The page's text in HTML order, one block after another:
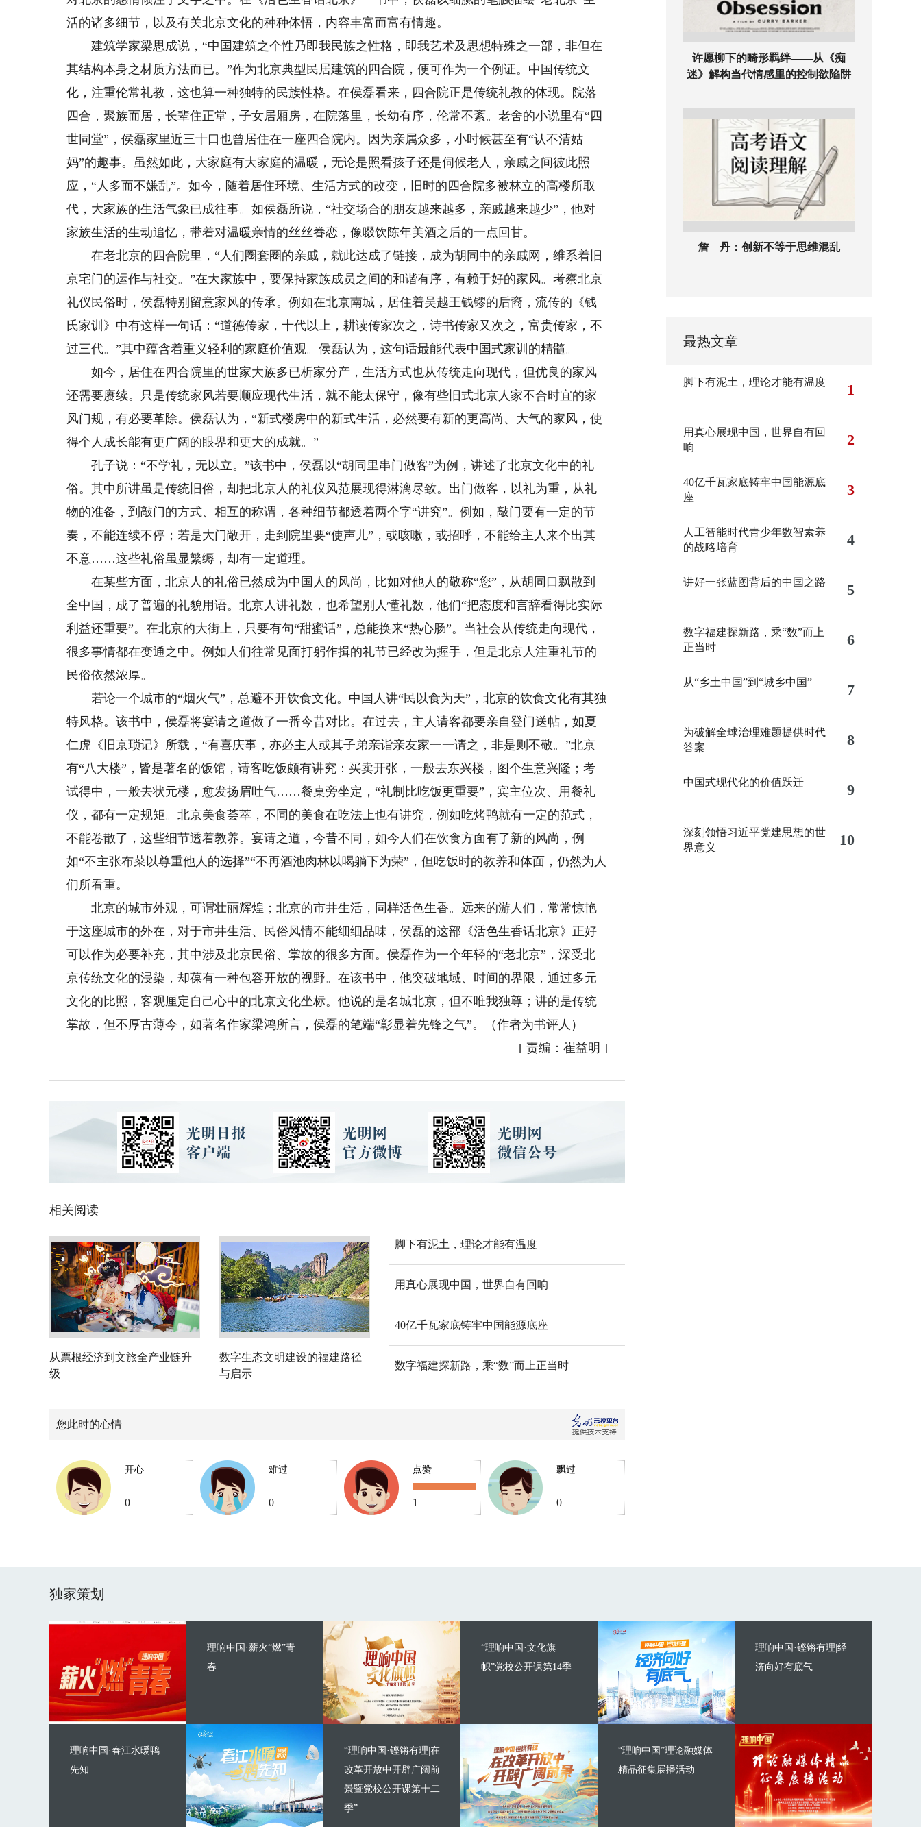
活的诸多细节，以及有关北京文化的种种体悟，内容丰富而富有情趣。
建筑学家梁思成说，“中国建筑之个性乃即我民族之性格，即我艺术及思想特殊之一部，非但在
其结构本身之材质方法而已。”作为北京典型民居建筑的四合院，便可作为一个例证。中国传统文
化，注重伦常礼教，这也算一种独特的民族性格。在侯磊看来，四合院正是传统礼教的体现。院落
四合，聚族而居，长辈住正堂，子女居厢房，在院落里，长幼有序，伦常不紊。老舍的小说里有“四
世同堂”，侯磊家里近三十口也曾居住在一座四合院内。因为亲属众多，小时候甚至有“认不清姑
妈”的趣事。虽然如此，大家庭有大家庭的温暖，无论是照看孩子还是伺候老人，亲戚之间彼此照
应，“人多而不嫌乱”。如今，随着居住环境、生活方式的改变，旧时的四合院多被林立的高楼所取
代，大家族的生活气象已成往事。如侯磊所说，“社交场合的朋友越来越多，亲戚越来越少”，他对
家族生活的生动追忆，带着对温暖亲情的丝丝眷恋，像啜饮陈年美酒之后的一点回甘。
在老北京的四合院里，“人们圈套圈的亲戚，就此达成了链接，成为胡同中的亲戚网，维系着旧
京宅门的运作与社交。”在大家族中，要保持家族成员之间的和谐有序，有赖于好的家风。考察北京
礼仪民俗时，侯磊特别留意家风的传承。例如在北京南城，居住着吴越王钱镠的后裔，流传的《钱
氏家训》中有这样一句话：“道德传家，十代以上，耕读传家次之，诗书传家又次之，富贵传家，不
过三代。”其中蕴含着重义轻利的家庭价值观。侯磊认为，这句话最能代表中国式家训的精髓。
如今，居住在四合院里的世家大族多已析家分产，生活方式也从传统走向现代，但优良的家风
还需要赓续。只是传统家风若要顺应现代生活，就不能太保守，像有些旧式北京人家不合时宜的家
风门规，有必要革除。侯磊认为，“新式楼房中的新式生活，必然要有新的更高尚、大气的家风，使
得个人成长能有更广阔的眼界和更大的成就。”
孔子说：“不学礼，无以立。”该书中，侯磊以“胡同里串门做客”为例，讲述了北京文化中的礼
俗。其中所讲虽是传统旧俗，却把北京人的礼仪风范展现得淋漓尽致。出门做客，以礼为重，从礼
物的准备，到敲门的方式、相互的称谓，各种细节都透着两个字“讲究”。例如，敲门要有一定的节
奏，不能连续不停；若是大门敞开，走到院里要“使声儿”，或咳嗽，或招呼，不能给主人来个出其
不意……这些礼俗虽显繁缛，却有一定道理。
在某些方面，北京人的礼俗已然成为中国人的风尚，比如对他人的敬称“您”，从胡同口飘散到
全中国，成了普遍的礼貌用语。北京人讲礼数，也希望别人懂礼数，他们“把态度和言辞看得比实际
利益还重要”。在北京的大街上，只要有句“甜蜜话”，总能换来“热心肠”。当社会从传统走向现代，
很多事情都在变通之中。例如人们往常见面打躬作揖的礼节已经改为握手，但是北京人注重礼节的
民俗依然浓厚。
若论一个城市的“烟火气”，总避不开饮食文化。中国人讲“民以食为天”，北京的饮食文化有其独
特风格。该书中，侯磊将宴请之道做了一番今昔对比。在过去，主人请客都要亲自登门送帖，如夏
仁虎《旧京琐记》所载，“有喜庆事，亦必主人或其子弟亲诣亲友家一一请之，非是则不敬。”北京
有“八大楼”，皆是著名的饭馆，请客吃饭颇有讲究：买卖开张，一般去东兴楼，图个生意兴隆；考
试得中，一般去状元楼，愈发扬眉吐气……餐桌旁坐定，“礼制比吃饭更重要”，宾主位次、用餐礼
仪，都有一定规矩。北京美食荟萃，不同的美食在吃法上也有讲究，例如吃烤鸭就有一定的范式，
不能卷散了，这些细节透着教养。宴请之道，今昔不同，如今人们在饮食方面有了新的风尚，例
如“不主张布菜以尊重他人的选择”“不再酒池肉林以喝躺下为荣”，但吃饭时的教养和体面，仍然为人
们所看重。
北京的城市外观，可谓壮丽辉煌；北京的市井生活，同样活色生香。远来的游人们，常常惊艳
于这座城市的外在，对于市井生活、民俗风情不能细细品味，侯磊的这部《活色生香话北京》正好
可以作为必要补充，其中涉及北京民俗、掌故的很多方面。侯磊作为一个年轻的“老北京”，深受北
京传统文化的浸染，却葆有一种包容开放的视野。在该书中，他突破地域、时间的界限，通过多元
文化的比照，客观厘定自己心中的北京文化坐标。他说的是名城北京，但不唯我独尊；讲的是传统
掌故，但不厚古薄今，如著名作家梁鸿所言，侯磊的笔端“彰显着先锋之气”。（作者为书评人）
[ 责编：崔益明 ]
相关阅读
从票根经济到文旅全产业链升
级
数字生态文明建设的福建路径
与启示
脚下有泥土，理论才能有温度
用真心展现中国，世界自有回响
40亿千瓦家底铸牢中国能源底座
数字福建探新路，乘“数”而上正当时
您此时的心情
开心
0
难过
0
点赞
1
飘过
0
许愿柳下的畸形羁绊——从《痴
迷》解构当代情感里的控制欲陷阱
詹 丹：创新不等于思维混乱
最热文章
脚下有泥土，理论才能有温度 1
用真心展现中国，世界自有回
响
2
40亿千瓦家底铸牢中国能源底
座
3
人工智能时代青少年数智素养
的战略培育
4
讲好一张蓝图背后的中国之路 5
数字福建探新路，乘“数”而上
正当时
6
从“乡土中国”到“城乡中国” 7
为破解全球治理难题提供时代
答案
8
中国式现代化的价值跃迁 9
深刻领悟习近平党建思想的世
界意义
10
独家策划
理响中国·薪火“燃”青
春
理响中国·春江水暖鸭
先知
“理响中国·文化旗
帜”党校公开课第14季
“理响中国·铿锵有理|在
改革开放中开辟广阔前
景暨党校公开课第十二
季”
理响中国·铿锵有理|经
济向好有底气
“理响中国”理论融媒体
精品征集展播活动